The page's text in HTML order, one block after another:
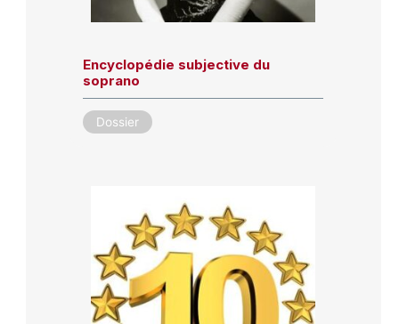
Encyclopédie subjective du
soprano
Dossier